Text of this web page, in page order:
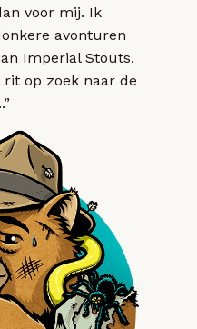
voor mij. Ik
avonturen
Imperial Stouts.
op zoek naar de